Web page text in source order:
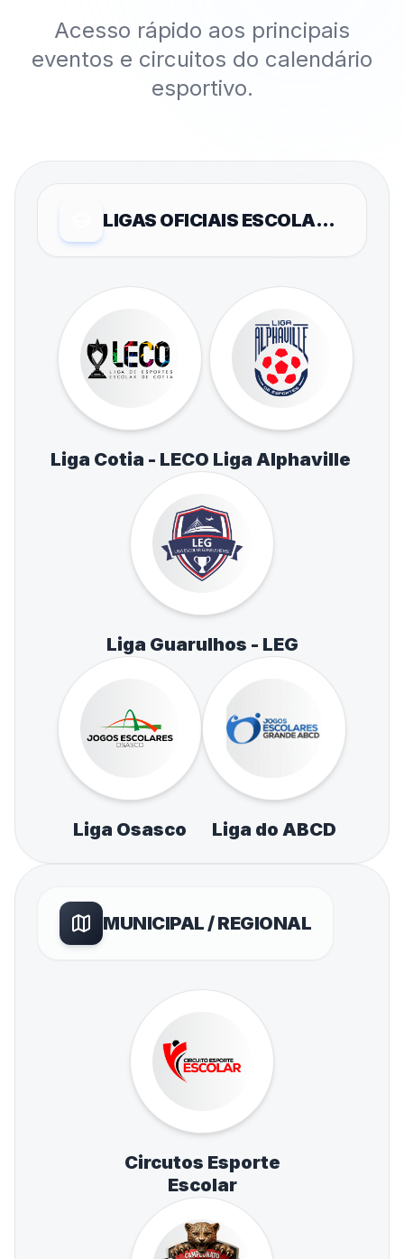
Acesso rápido aos principais
eventos e circuitos do calendário
esportivo.
LIGAS OFICIAIS ESCOLARES
Liga Cotia - LECO Liga Alphaville
Liga Guarulhos - LEG
Liga Osasco Liga do ABCD
MUNICIPAL / REGIONAL
Circutos Esporte
Escolar